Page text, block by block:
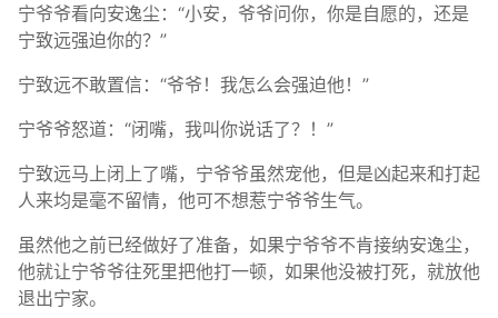
宁爷爷看向安逸尘：“小安，爷爷问你，你是自愿的，还是
宁致远强迫你的？”
宁致远不敢置信：“爷爷！我怎么会强迫他！”
宁爷爷怒道：“闭嘴，我叫你说话了？！”
宁致远马上闭上了嘴，宁爷爷虽然宠他，但是凶起来和打起
人来均是毫不留情，他可不想惹宁爷爷生气。
虽然他之前已经做好了准备，如果宁爷爷不肯接纳安逸尘，
他就让宁爷爷往死里把他打一顿，如果他没被打死，就放他
退出宁家。